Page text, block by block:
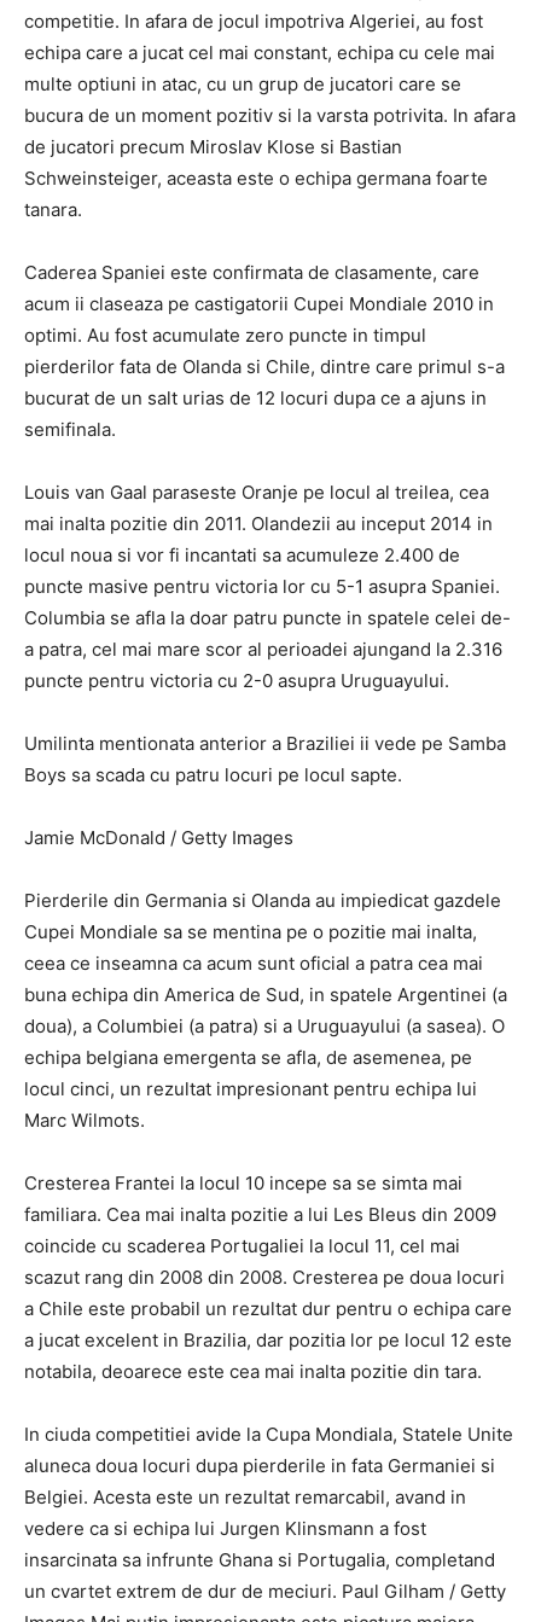
competitie. In afara de jocul impotriva Algeriei, au fost
echipa care a jucat cel mai constant, echipa cu cele mai
multe optiuni in atac, cu un grup de jucatori care se
bucura de un moment pozitiv si la varsta potrivita. In afara
de jucatori precum Miroslav Klose si Bastian
Schweinsteiger, aceasta este o echipa germana foarte
tanara.
Caderea Spaniei este confirmata de clasamente, care
acum ii claseaza pe castigatorii Cupei Mondiale 2010 in
optimi. Au fost acumulate zero puncte in timpul
pierderilor fata de Olanda si Chile, dintre care primul s-a
bucurat de un salt urias de 12 locuri dupa ce a ajuns in
semifinala.
Louis van Gaal paraseste Oranje pe locul al treilea, cea
mai inalta pozitie din 2011. Olandezii au inceput 2014 in
locul noua si vor fi incantati sa acumuleze 2.400 de
puncte masive pentru victoria lor cu 5-1 asupra Spaniei.
Columbia se afla la doar patru puncte in spatele celei de-
a patra, cel mai mare scor al perioadei ajungand la 2.316
puncte pentru victoria cu 2-0 asupra Uruguayului.
Umilinta mentionata anterior a Braziliei ii vede pe Samba
Boys sa scada cu patru locuri pe locul sapte.
Jamie McDonald / Getty Images
Pierderile din Germania si Olanda au impiedicat gazdele
Cupei Mondiale sa se mentina pe o pozitie mai inalta,
ceea ce inseamna ca acum sunt oficial a patra cea mai
buna echipa din America de Sud, in spatele Argentinei (a
doua), a Columbiei (a patra) si a Uruguayului (a sasea). O
echipa belgiana emergenta se afla, de asemenea, pe
locul cinci, un rezultat impresionant pentru echipa lui
Marc Wilmots.
Cresterea Frantei la locul 10 incepe sa se simta mai
familiara. Cea mai inalta pozitie a lui Les Bleus din 2009
coincide cu scaderea Portugaliei la locul 11, cel mai
scazut rang din 2008 din 2008. Cresterea pe doua locuri
a Chile este probabil un rezultat dur pentru o echipa care
a jucat excelent in Brazilia, dar pozitia lor pe locul 12 este
notabila, deoarece este cea mai inalta pozitie din tara.
In ciuda competitiei avide la Cupa Mondiala, Statele Unite
aluneca doua locuri dupa pierderile in fata Germaniei si
Belgiei. Acesta este un rezultat remarcabil, avand in
vedere ca si echipa lui Jurgen Klinsmann a fost
insarcinata sa infrunte Ghana si Portugalia, completand
un cvartet extrem de dur de meciuri. Paul Gilham / Getty